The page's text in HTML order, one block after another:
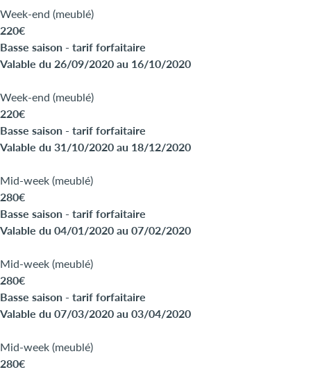
Week-end (meublé)
220€
Basse saison - tarif forfaitaire
Valable du 26/09/2020 au 16/10/2020
Week-end (meublé)
220€
Basse saison - tarif forfaitaire
Valable du 31/10/2020 au 18/12/2020
Mid-week (meublé)
280€
Basse saison - tarif forfaitaire
Valable du 04/01/2020 au 07/02/2020
Mid-week (meublé)
280€
Basse saison - tarif forfaitaire
Valable du 07/03/2020 au 03/04/2020
Mid-week (meublé)
280€